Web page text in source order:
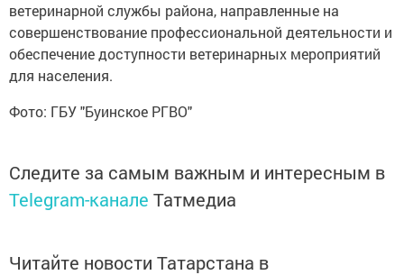
ветеринарной службы района, направленные на
совершенствование профессиональной деятельности и
обеспечение доступности ветеринарных мероприятий
для населения.
Фото: ГБУ "Буинское РГВО"
Следите за самым важным и интересным в
Telegram-канале Татмедиа
Читайте новости Татарстана в